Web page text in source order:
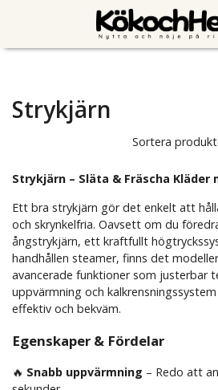
Strykjärn
Sortera
Strykjärn – Släta & Fräscha
Ett bra strykjärn gör det enkelt att
och skrynkelfria. Oavsett om du
ångstrykjärn, ett kraftfullt
handhållen steamer, finns det
avancerade funktioner som justerbar
uppvärmning och
effektiv och bekväm.
Egenskaper & Fördelar
🔥 Snabb uppvärmning – Redo att